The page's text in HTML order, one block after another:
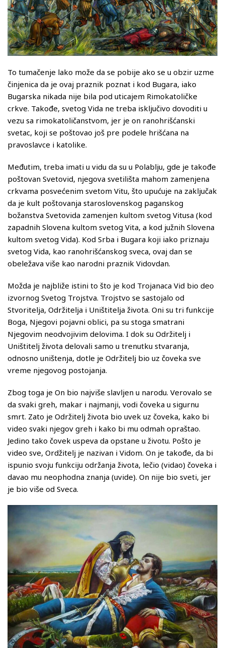
To tumačenje lako može da se pobije ako se u obzir uzme
činjenica da je ovaj praznik poznat i kod Bugara, iako
Bugarska nikada nije bila pod uticajem Rimokatoličke
crkve. Takođe, svetog Vida ne treba isključivo dovoditi u
vezu sa rimokatoličanstvom, jer je on ranohrišćanski
svetac, koji se poštovao još pre podele hrišćana na
pravoslavce i katolike.
Međutim, treba imati u vidu da su u Polablju, gde je takođe
poštovan Svetovid, njegova svetilišta mahom zamenjena
crkvama posvećenim svetom Vitu, što upućuje na zaključak
da je kult poštovanja staroslovenskog paganskog
božanstva Svetovida zamenjen kultom svetog Vitusa (kod
zapadnih Slovena kultom svetog Vita, a kod južnih Slovena
kultom svetog Vida). Kod Srba i Bugara koji iako priznaju
svetog Vida, kao ranohrišćanskog sveca, ovaj dan se
obeležava više kao narodni praznik Vidovdan.
Možda je najbliže istini to što je kod Trojanaca Vid bio deo
izvornog Svetog Trojstva. Trojstvo se sastojalo od
Stvoritelja, Održitelja i Uništitelja života. Oni su tri funkcije
Boga, Njegovi pojavni oblici, pa su stoga smatrani
Njegovim neodvojivim delovima. I dok su Održitelj i
Uništitelj života delovali samo u trenutku stvaranja,
odnosno uništenja, dotle je Održitelj bio uz čoveka sve
vreme njegovog postojanja.
Zbog toga je On bio najviše slavljen u narodu. Verovalo se
da svaki greh, makar i najmanji, vodi čoveka u sigurnu
smrt. Zato je Održitelj života bio uvek uz čoveka, kako bi
video svaki njegov greh i kako bi mu odmah opraštao.
Jedino tako čovek uspeva da opstane u životu. Pošto je
video sve, Ordžitelj je nazivan i Vidom. On je takođe, da bi
ispunio svoju funkciju održanja života, lečio (vidao) čoveka i
davao mu neophodna znanja (uvide). On nije bio sveti, jer
je bio više od Sveca.